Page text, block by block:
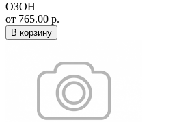
ОЗОН
от 765.00 р.
В корзину